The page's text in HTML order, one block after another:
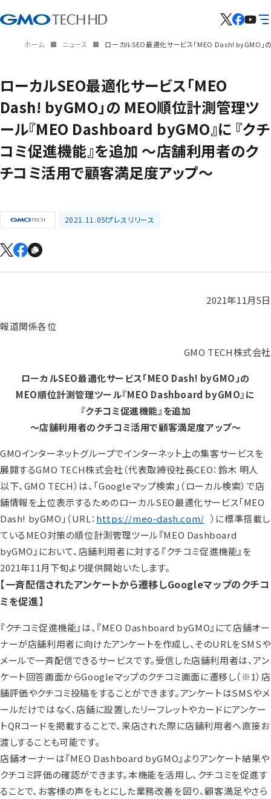
ホーム ニュース ローカルSEO最適化サービス「MEO Dash! byGMO
ローカルSEO最適化サービス「MEO
Dash! byGMO」の MEO順位計測管理ツ
ール『MEO Dashboard byGMO』に 『クチ
コミ促進機能』を追加 ～店舗利用者のク
チコミ活用で顧客満足度アップ～
2021.11.05プレスリリース
2021年11月5日
報道関係各位
GMO TECH株式会社
ローカルSEO最適化サービス「MEO Dash! byGMO」の
MEO順位計測管理ツール『MEO Dashboard byGMO』に
『クチコミ促進機能』を追加
～店舗利用者のクチコミ活用で顧客満足度アップ～
GMOインターネットグループでインターネット上の集客サービスを
展開するGMO TECH株式会社（代表取締役社長CEO：鈴木 明人
以下、GMO TECH）は、「Googleマップ検索」（ローカル検索）で店
舗情報を上位表示するためのローカルSEO最適化サービス「MEO
Dash! byGMO」（URL： https://meo-dash.com/ ）に標準搭載し
ているMEO対策の順位計測管理ツール『MEO Dashboard
byGMO』において、店舗利用者に対する『クチコミ促進機能』を
2021年11月下旬より提供開始いたします。
【一斉配信されたアンケートから遷移しGoogleマップのクチコ
ミを促進】
『クチコミ促進機能』は、『MEO Dashboard byGMO』にて店舗オー
ナーが店舗利用者に向けたアンケートを作成し、そのURLをSMSや
メールで一斉配信できるサービスです。受信した店舗利用者は、アン
ケート回答画面からGoogleマップのクチコミ画面に遷移し（※1）店
舗評価やクチコミ投稿をすることができます。アンケートはSMSやメ
ールだけではなく、店舗に設置したリーフレットやカードにアンケー
トQRコードを掲載することで、来店された際に店舗利用者へ直接お
渡しすることも可能です。
店舗オーナーは『MEO Dashboard byGMO』よりアンケート結果や
クチコミ評価の確認ができます。本機能を活用し、クチコミを促進す
ることで、お客様の声をもとにした業務改善を図り、顧客満足やさら